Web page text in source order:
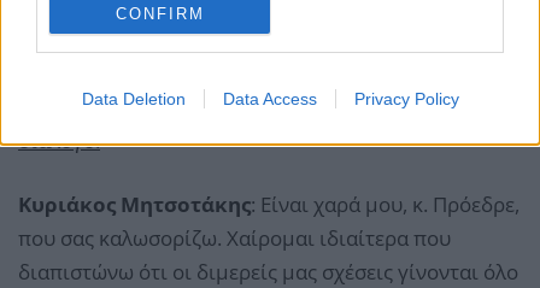
CONFIRM
Data Deletion Data Access Privacy Policy
και ο Πρόεδρος του Παναμά είχαν τον ακόλουθο
διάλογο:
Κυριάκος Μητσοτάκης: Είναι χαρά μου, κ. Πρόεδρε,
που σας καλωσορίζω. Χαίρομαι ιδιαίτερα που
διαπιστώνω ότι οι διμερείς μας σχέσεις γίνονται όλο